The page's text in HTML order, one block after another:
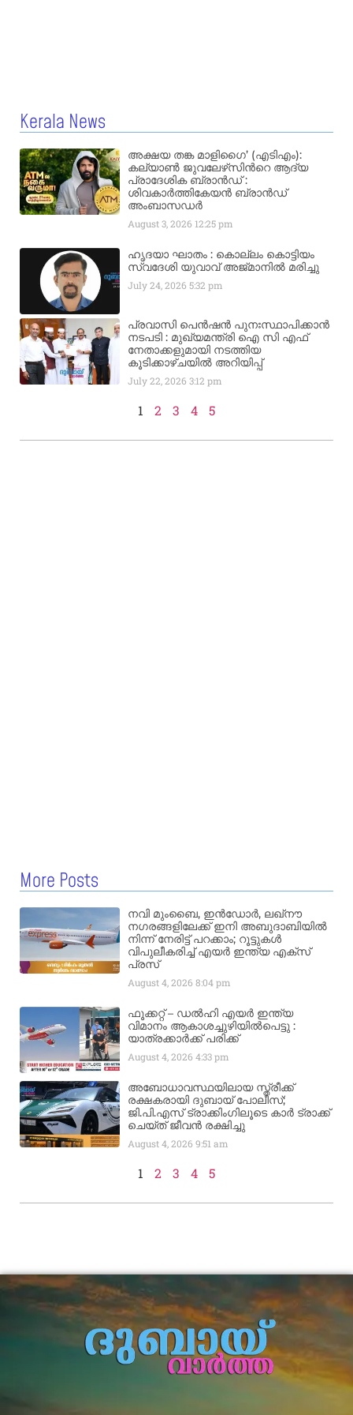
Kerala News
അക്ഷയ തങ്ക മാളിഗൈ’ (എടിഎം):
കല്യാണ്‍ ജുവലേഴ്‌സിന്‍റെ ആദ്യ
പ്രാദേശിക ബ്രാന്‍ഡ് :
ശിവകാര്‍ത്തികേയന്‍ ബ്രാന്‍ഡ്
അംബാസഡര്‍
August 3, 2026 12:25 pm
ഹൃദയാ ഘാതം : കൊല്ലം കൊട്ടിയം
സ്വദേശി യുവാവ് അജ്മാനിൽ മരിച്ചു
July 24, 20265:32 pm
പ്രവാസി പെൻഷൻ പുനഃസ്ഥാപിക്കാൻ
നടപടി : മുഖ്യമന്ത്രി ഐ സി എഫ്
നേതാക്കളുമായി നടത്തിയ
കൂടിക്കാഴ്ചയിൽ അറിയിപ്പ്
July 22, 20263:12 pm
1 2 3 4 5
More Posts
നവി മുംബൈ, ഇൻഡോർ, ലഖ്നൗ
നഗരങ്ങളിലേക്ക് ഇനി അബുദാബിയിൽ
നിന്ന് നേരിട്ട് പറക്കാം; റൂട്ടുകൾ
വിപുലീകരിച്ച് എയർ ഇന്ത്യ എക്സ്
പ്രസ്
August 4, 20268:04 pm
ഫൂക്കറ്റ് – ഡൽഹി എയര്‍ ഇന്ത്യ
വിമാനം ആകാശച്ചുഴിയില്‍പെട്ടു :
യാത്രക്കാര്‍ക്ക് പരിക്ക്
August 4, 20264:33 pm
അബോധാവസ്ഥയിലായ സ്ത്രീക്ക്
രക്ഷകരായി ദുബായ് പോലീസ്;
ജി.പി.എസ് ട്രാക്കിംഗിലൂടെ കാർ ട്രാക്ക്
ചെയ്ത് ജീവൻ രക്ഷിച്ചു
August 4, 20269:51 am
1 2 3 4 5